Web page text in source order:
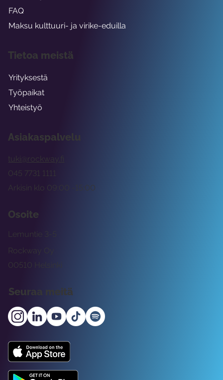
Asiakaspalvelu
tuki@rockway.fi
Arkisin klo 09:00 -15:00
045 7731 1111
Osoite
Rockway Oy
Lemuntie 3-5
00510 Helsinki
Seuraa meitä
FAQ
Maksu kulttuuri- ja virike-eduilla
Tietoa meistä
Yrityksestä
Työpaikat
Yhteistyö